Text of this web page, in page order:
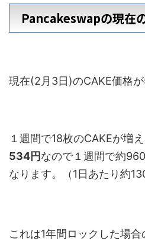
Pancakeswapの現在
現在(2月3日)のCAKE価格が
１週間で18枚のCAKEが増
534円なので１週間で約
なります。（1日あたり約
これは1年間ロックした場合